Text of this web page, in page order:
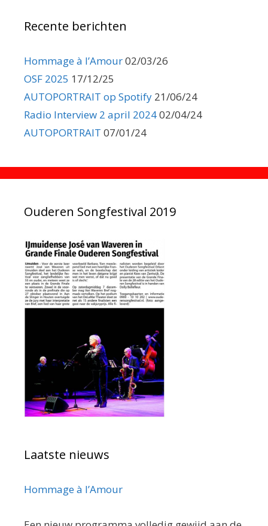
Recente berichten
Hommage à l’Amour02/03/26
OSF 2025 17/12/25
AUTOPORTRAIT op Spotify 21/06/24
Radio Interview 2 april 202402/04/24
AUTOPORTRAIT 07/01/24
Ouderen Songfestival 2019
Laatste nieuws
Hommage à l’Amour